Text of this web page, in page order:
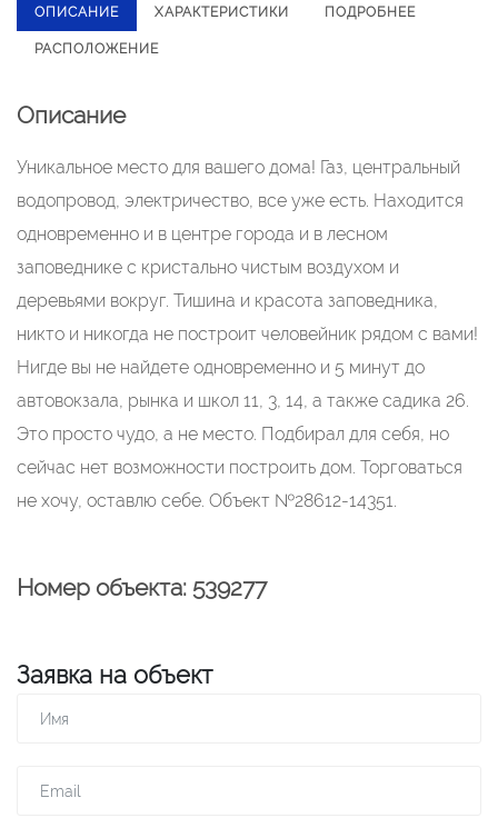
ОПИСАНИЕ ХАРАКТЕРИСТИКИ ПОДРОБНЕЕ
РАСПОЛОЖЕНИЕ
Описание
Уникальное место для вашего дома! Газ, центральный
водопровод, электричество, все уже есть. Находится
одновременно и в центре города и в лесном
заповеднике с кристально чистым воздухом и
деревьями вокруг. Тишина и красота заповедника,
никто и никогда не построит человейник рядом с вами!
Нигде вы не найдете одновременно и 5 минут до
автовокзала, рынка и школ 11, 3, 14, а также садика 26.
Это просто чудо, а не место. Подбирал для себя, но
сейчас нет возможности построить дом. Торговаться
не хочу, оставлю себе. Объект №28612-14351.
Номер объекта: 539277
Заявка на объект